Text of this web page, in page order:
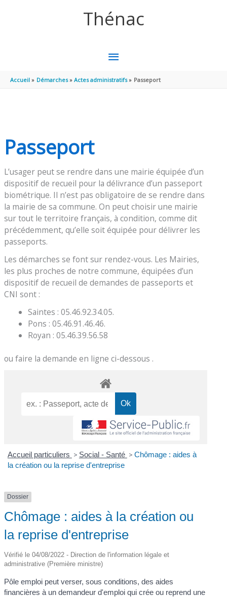
Thénac
MENU
PRINCIPAL
Accueil Démarches Actes administratifs Passeport
Passeport
L’usager peut se rendre dans une mairie équipée d’un
dispositif de recueil pour la délivrance d’un passeport
biométrique. Il n’est pas obligatoire de se rendre dans
la mairie de sa commune. On peut choisir une mairie
sur tout le territoire français, à condition, comme dit
précédemment, qu’elle soit équipée pour délivrer les
passeports.
Les démarches se font sur rendez-vous. Les Mairies,
les plus proches de notre commune, équipées d’un
dispositif de recueil de demandes de passeports et
CNI sont :
Saintes : 05.46.92.34.05.
Pons : 05.46.91.46.46.
Royan : 05.46.39.56.58
ou faire la demande en ligne ci-dessous .
Accueil particuliers > Social - Santé > Chômage : aides à
la création ou la reprise d'entreprise
Dossier
Chômage : aides à la création ou
la reprise d'entreprise
Vérifié le 04/08/2022 - Direction de l'information légale et
administrative (Première ministre)
Pôle emploi peut verser, sous conditions, des aides
financières à un demandeur d'emploi qui crée ou reprend une